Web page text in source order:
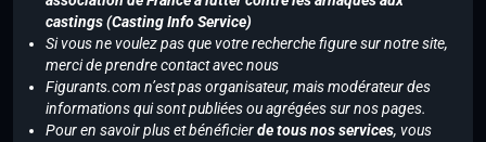
castings (Casting Info Service)
Si vous ne voulez pas que votre recherche figure sur notre site,
merci de prendre contact avec nous
Figurants.com n’est pas organisateur, mais modérateur des
informations qui sont publiées ou agrégées sur nos pages.
Pour en savoir plus et bénéficierde tous nos services, vous